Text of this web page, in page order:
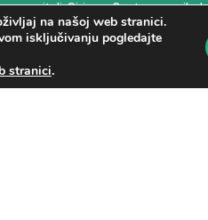
na našoj web stranici.
isključivanju pogledajte
stranici.
nositelj: Sirius – Centar za
savjetovanje
PROČITAJ VIŠE